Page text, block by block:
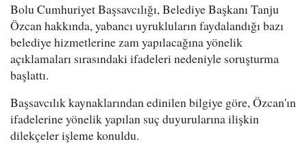
Bolu Cumhuriyet Başsavcılığı, Belediye Başkanı Tanju
Özcan hakkında, yabancı uyrukluların faydalandığı bazı
belediye hizmetlerine zam yapılacağına yönelik
açıklamaları sırasındaki ifadeleri nedeniyle soruşturma
başlattı.
Başsavcılık kaynaklarından edinilen bilgiye göre, Özcan'ın
ifadelerine yönelik yapılan suç duyurularına ilişkin
dilekçeler işleme konuldu.